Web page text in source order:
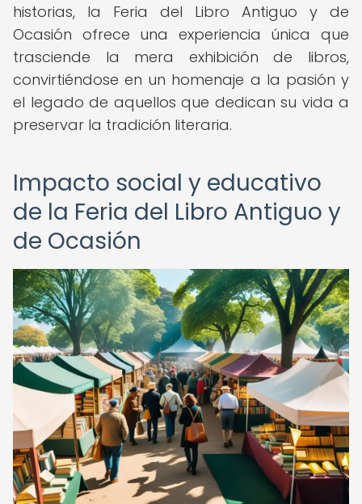
historias, la Feria del Libro Antiguo y de
Ocasión ofrece una experiencia única que
trasciende la mera exhibición de libros,
convirtiéndose en un homenaje a la pasión y
el legado de aquellos que dedican su vida a
preservar la tradición literaria.
Impacto social y educativo
de la Feria del Libro Antiguo y
de Ocasión